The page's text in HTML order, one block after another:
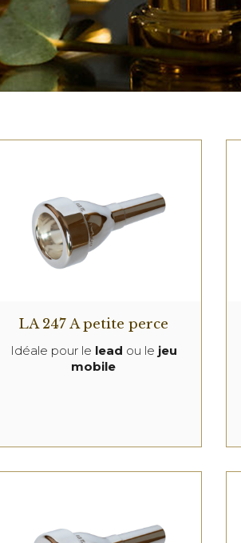
LA 247 A petite perce
Idéale pour le lead ou le jeu
mobile